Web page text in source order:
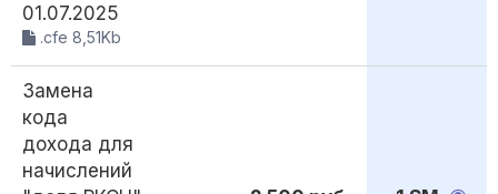
01.07.2025
.cfe 8,51Kb
Замена
кода
дохода для
начислений